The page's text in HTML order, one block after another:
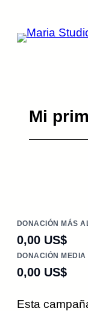
Mi
DONACIÓN MÁS
0,00 US$
DONACIÓN MEDIA
0,00 US$
Esta